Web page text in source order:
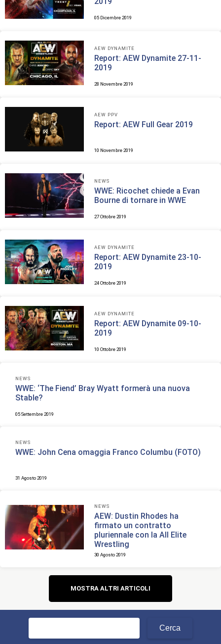
05 Dicembre 2019
AEW DYNAMITE
Report: AEW Dynamite 27-11-
2019
28 Novembre 2019
AEW PPV
Report: AEW Full Gear 2019
10 Novembre 2019
NEWS
WWE: Ricochet chiede a Evan
Bourne di tornare in WWE
27 Ottobre 2019
AEW DYNAMITE
Report: AEW Dynamite 23-10-
2019
24 Ottobre 2019
AEW DYNAMITE
Report: AEW Dynamite 09-10-
2019
10 Ottobre 2019
NEWS
WWE: ‘The Fiend’ Bray Wyatt formerà una nuova
Stable?
05 Settembre 2019
NEWS
WWE: John Cena omaggia Franco Columbu (FOTO)
31 Agosto 2019
NEWS
AEW: Dustin Rhodes ha
firmato un contratto
pluriennale con la All Elite
Wrestling
30 Agosto 2019
Navigazione
articoli
MOSTRA ALTRI ARTICOLI
Ricerca